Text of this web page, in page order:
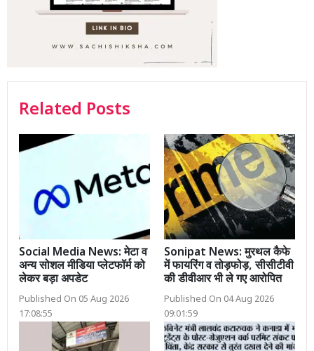
Related Posts
Social Media News: मेटा व
अन्य सोशल मीडिया प्लेटफॉर्म को
लेकर बड़ा अपडेट
Published On 05 Aug 2026
17:08:55
Sonipat News: मुरथल कैफे
में फायरिंग व तोड़फोड़, सीसीटीवी
की डीवीआर भी ले गए आरोपित
Published On 04 Aug 2026
09:01:59